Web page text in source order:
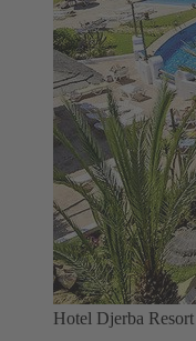
Hotel Djerba Resort